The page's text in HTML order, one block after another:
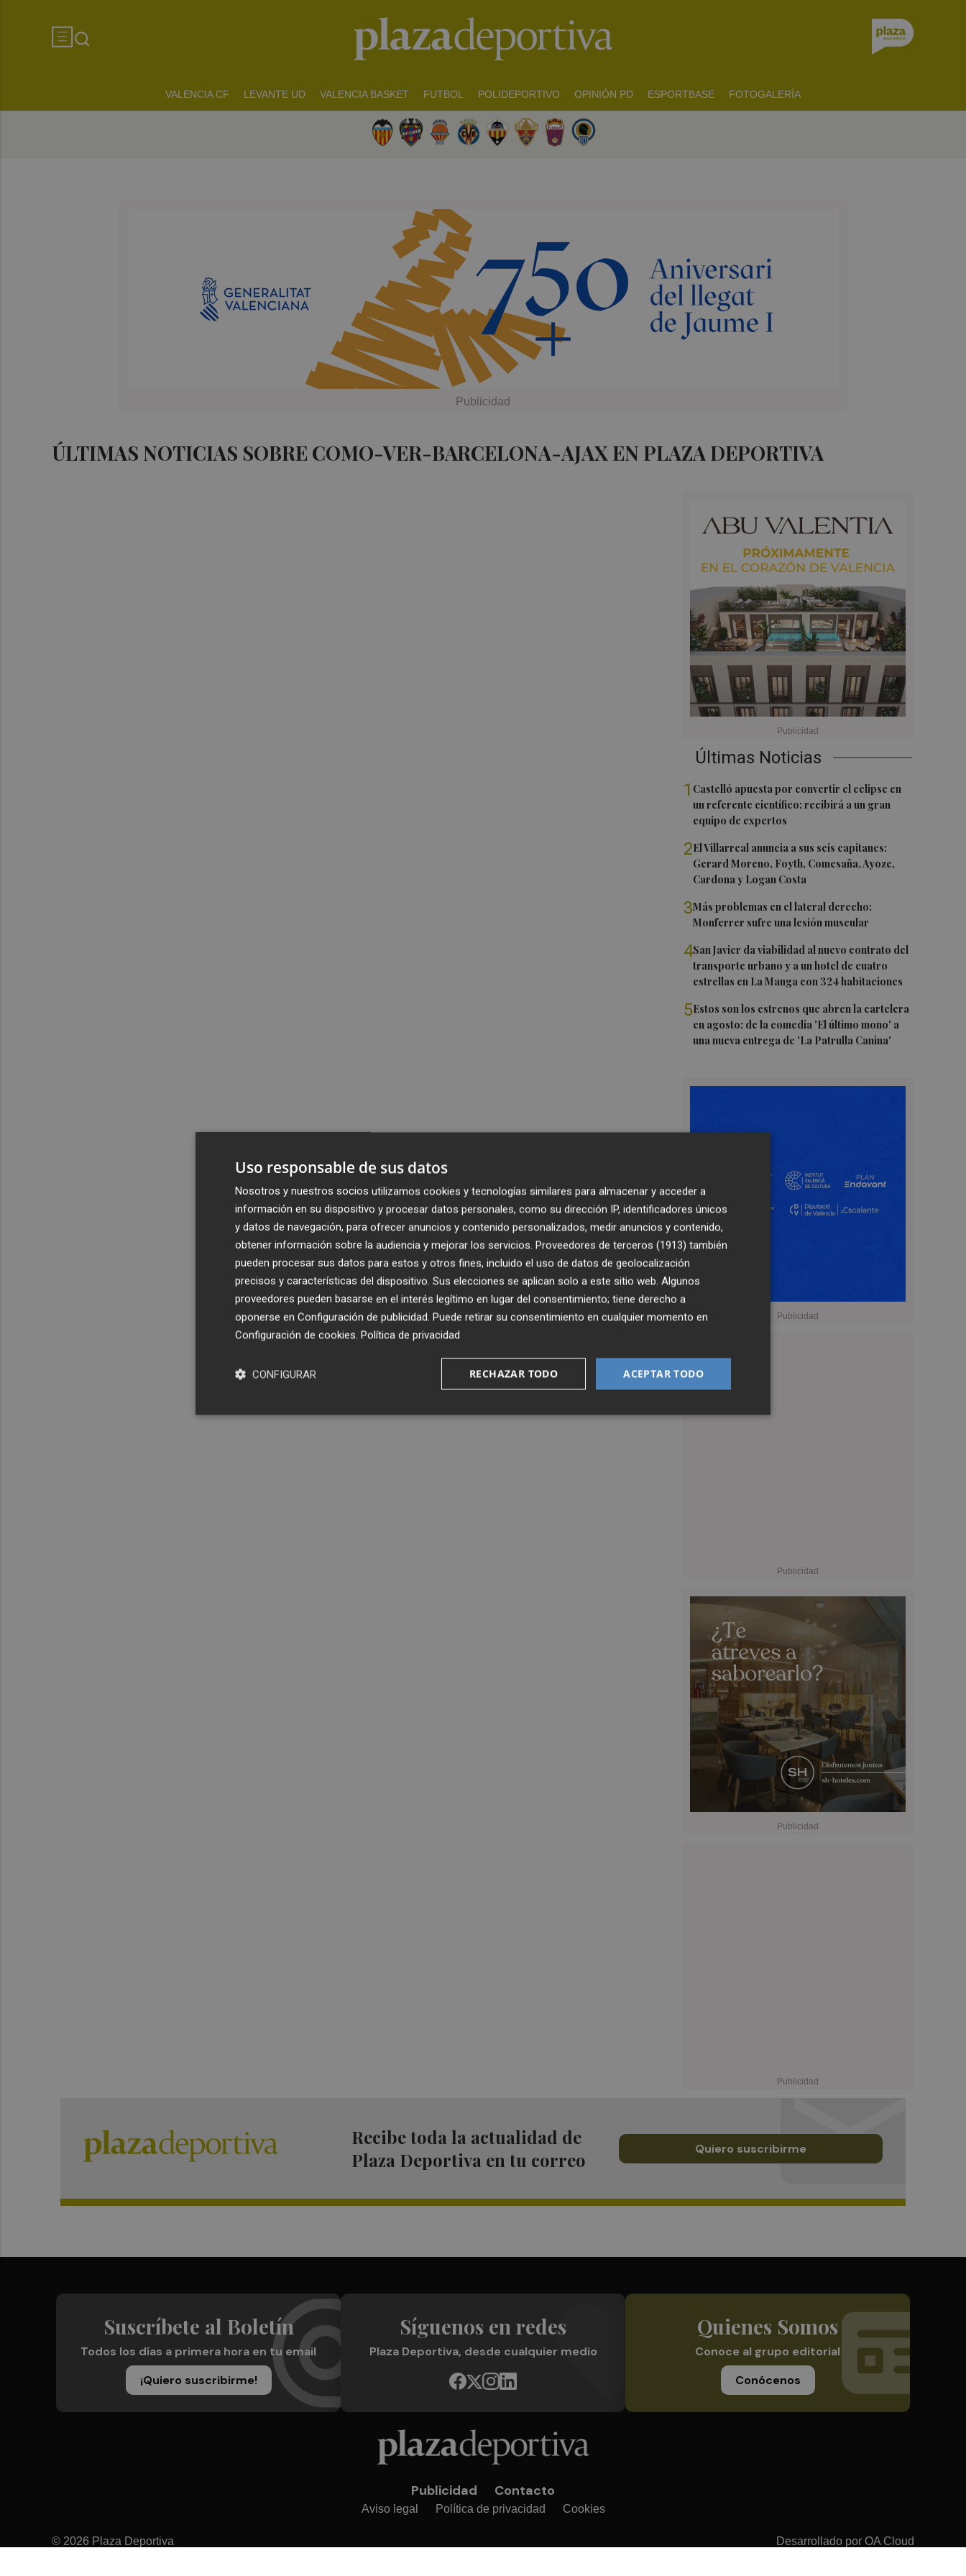
VALENCIA CF LEVANTE UD VALENCIA BASKET FUTBOL POLIDEPORTIVO OPINIÓN PD ESPORTBASE FOTOGALERÍA
ÚLTIMAS NOTICIAS SOBRE COMO-VER-BARCELONA-AJAX EN PLAZA DEPORTIVA
Últimas Noticias
1 Castelló apuesta por convertir el eclipse en
un referente científico: recibirá a un gran
equipo de expertos
2El Villarreal anuncia a sus seis capitanes:
Gerard Moreno, Foyth, Comesaña, Ayoze,
Cardona y Logan Costa
3Más problemas en el lateral derecho:
Monferrer sufre una lesión muscular
4San Javier da viabilidad al nuevo contrato del
transporte urbano y a un hotel de cuatro
estrellas en La Manga con 324 habitaciones
5Estos son los estrenos que abren la cartelera
en agosto: de la comedia 'El último mono' a
una nueva entrega de 'La Patrulla Canina'
Recibe toda la actualidad de
Plaza Deportiva en tu correo
Quiero suscribirme
Suscríbete al Boletín
Todos los días a primera hora en tu email
¡Quiero suscribirme!
Síguenos en redes
Plaza Deportiva, desde cualquier medio
Quienes Somos
Conoce al grupo editorial
Conócenos
Publicidad Contacto
Aviso legal Política de privacidad Cookies
© 2026 Plaza Deportiva Desarrollado por OA Cloud
Uso responsable de sus datos
Nosotros y nuestros socios utilizamos cookies y tecnologías similares para almacenar y acceder a
información en su dispositivo y procesar datos personales, como su dirección IP, identificadores únicos
y datos de navegación, para ofrecer anuncios y contenido personalizados, medir anuncios y contenido,
obtener información sobre la audiencia y mejorar los servicios. Proveedores de terceros (1913) también
pueden procesar sus datos para estos y otros fines, incluido el uso de datos de geolocalización
precisos y características del dispositivo. Sus elecciones se aplican solo a este sitio web. Algunos
proveedores pueden basarse en el interés legítimo en lugar del consentimiento; tiene derecho a
oponerse en Configuración de publicidad. Puede retirar su consentimiento en cualquier momento en
Configuración de cookies. Política de privacidad
ACEPTAR TODO
RECHAZAR TODO
CONFIGURAR